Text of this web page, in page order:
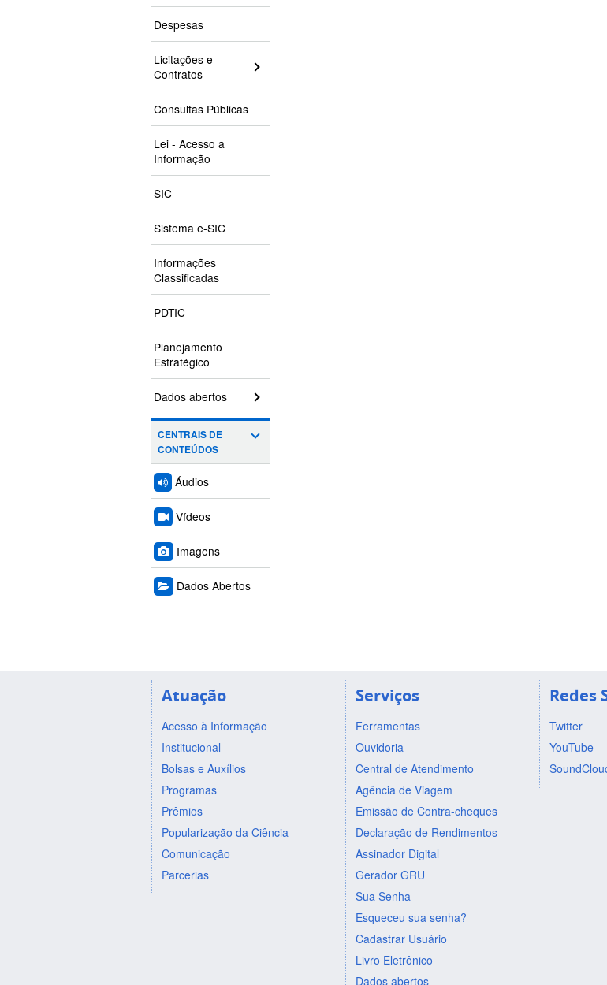
Despesas
Licitações e
Contratos
Consultas Públicas
Lei - Acesso a
Informação
SIC
Sistema e-SIC
Informações
Classificadas
PDTIC
Planejamento
Estratégico
Dados abertos
CENTRAIS DE
CONTEÚDOS
Áudios
Vídeos
Imagens
Dados Abertos
Atuação
Acesso à Informação
Institucional
Bolsas e Auxílios
Programas
Prêmios
Popularização da Ciência
Comunicação
Parcerias
Serviços
Ferramentas
Ouvidoria
Central de Atendimento
Agência de Viagem
Emissão de Contra-cheques
Declaração de Rendimentos
Assinador Digital
Gerador GRU
Sua Senha
Esqueceu sua senha?
Cadastrar Usuário
Livro Eletrônico
Dados abertos
Redes
Twitter
YouTube